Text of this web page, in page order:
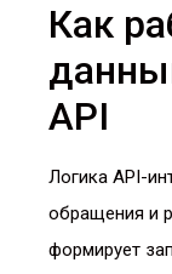
Как
API
Логика API-
обращения и
формирует